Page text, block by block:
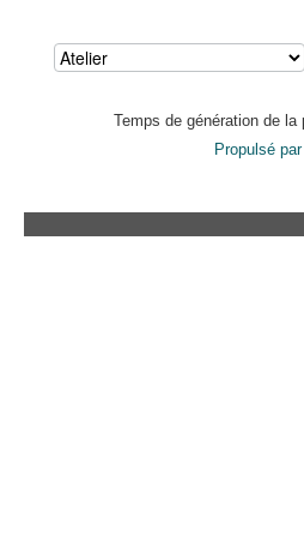
Temps de génération de
Propulsé par